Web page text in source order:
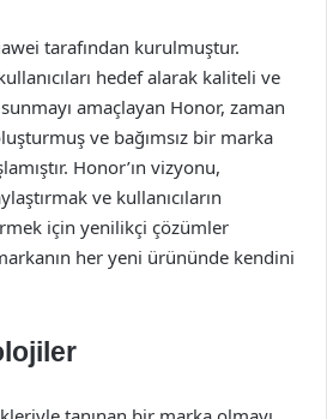
tarafından kurulmuştur.
hedef alarak kaliteli ve
amaçlayan Honor, zaman
ve bağımsız bir marka
Honor’ın vizyonu,
ve kullanıcıların
için yenilikçi çözümler
her yeni ürününde kendini